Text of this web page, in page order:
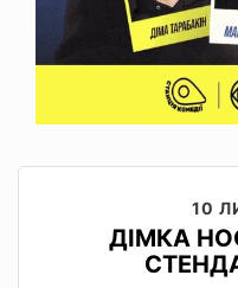
10
ДІМКА